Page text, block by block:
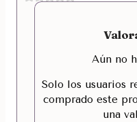
Aún no
Solo los usuarios
comprado este
una